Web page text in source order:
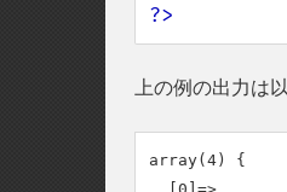
?>
上の例の出力は
array(4) {